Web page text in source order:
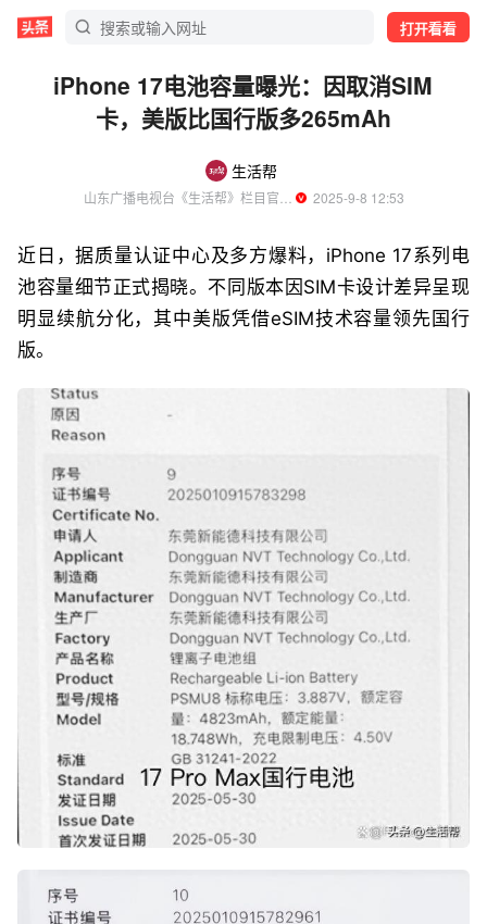
打开看看
iPhone 17电池容量曝光：因取消SIM
卡，美版比国行版多265mAh
生活帮
  2025-9-8 12:53
近日，据质量认证中心及多方爆料，iPhone 17系列电
池容量细节正式揭晓。不同版本因SIM卡设计差异呈现
明显续航分化，其中美版凭借eSIM技术容量领先国行
版。